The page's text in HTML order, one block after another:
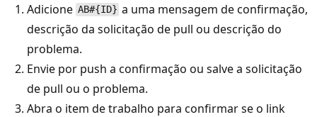
Adicione AB#{ID} a uma mensagem de confirmação,
descrição da solicitação de pull ou descrição do
problema.
Envie por push a confirmação ou salve a solicitação
de pull ou o problema.
Abra o item de trabalho para confirmar se o link